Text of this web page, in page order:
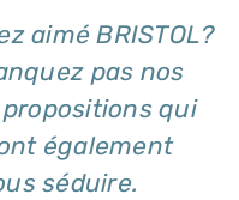
aimé BRISTOL?
pas nos
qui
également
séduire.